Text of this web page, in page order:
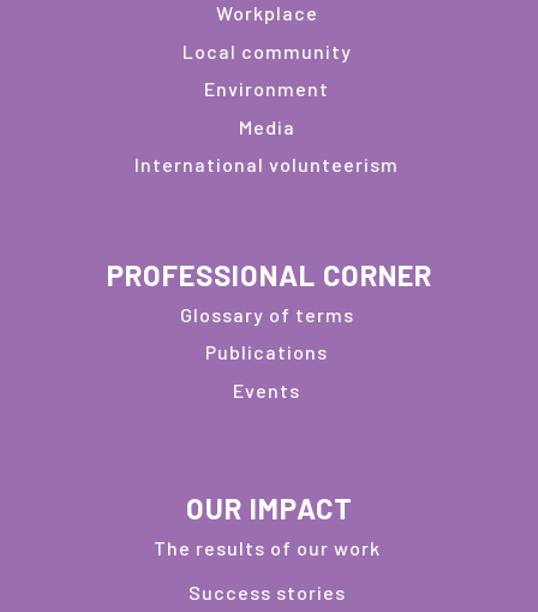
Workplace
Local community
Environment
Media
International volunteerism
PROFESSIONAL CORNER
Glossary of terms
Publications
Events
OUR IMPACT
The results of our work
Success stories